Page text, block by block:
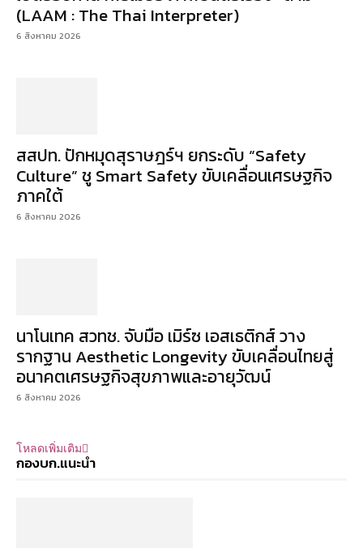
(LAAM : The Thai Interpreter)
6 สิงหาคม 2026
สสปท. ปักหมุดสุราษฎร์ฯ ยกระดับ “Safety
Culture” ชู Smart Safety ขับเคลื่อนเศรษฐกิจ
ภาคใต้
6 สิงหาคม 2026
นาโนเทค สวทช. จับมือ เมิร์ซ เอสเธติกส์ วาง
รากฐาน Aesthetic Longevity ขับเคลื่อนไทยสู่
อนาคตเศรษฐกิจสุขภาพและอายุวัฒน์
6 สิงหาคม 2026
โหลดเพิ่มเติม
กองบก.แนะนำ